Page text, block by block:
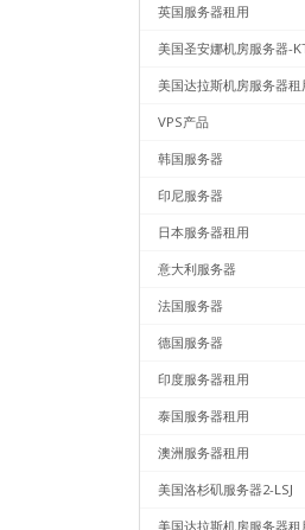
英国服务器租用
美国圣安娜机房服务器-
美国达拉斯机房服务器租
VPS产品
韩国服务器
印尼服务器
日本服务器租用
意大利服务器
法国服务器
德国服务器
印度服务器租用
泰国服务器租用
澳洲服务器租用
美国洛杉矶服务器2-LSJ
美国达拉斯机房服务器租